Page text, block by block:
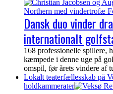
Dansk duo vinder
internationalt
168 professionelle spillere,
kæmpede i denne uge på
omspil, før årets vindere af
Lokalt teaterfællesskab på
holdkammerater